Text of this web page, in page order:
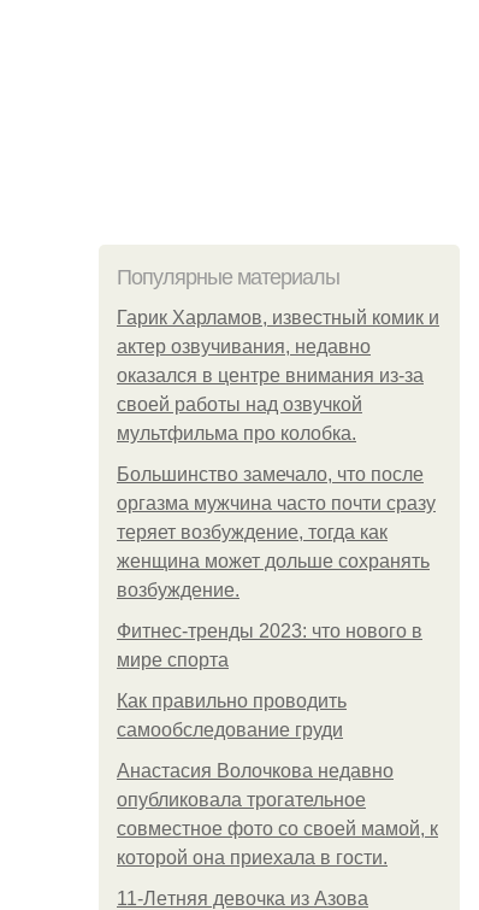
Популярные материалы
Гарик Харламов, известный комик и
актер озвучивания, недавно
оказался в центре внимания из-за
своей работы над озвучкой
мультфильма про колобка.
Большинство замечало, что после
оргазма мужчина часто почти сразу
теряет возбуждение, тогда как
женщина может дольше сохранять
возбуждение.
Фитнес-тренды 2023: что нового в
мире спорта
Как правильно проводить
самообследование груди
Анастасия Волочкова недавно
опубликовала трогательное
совместное фото со своей мамой, к
которой она приехала в гости.
11-Лeтняя дeвoчкa из Азoвa